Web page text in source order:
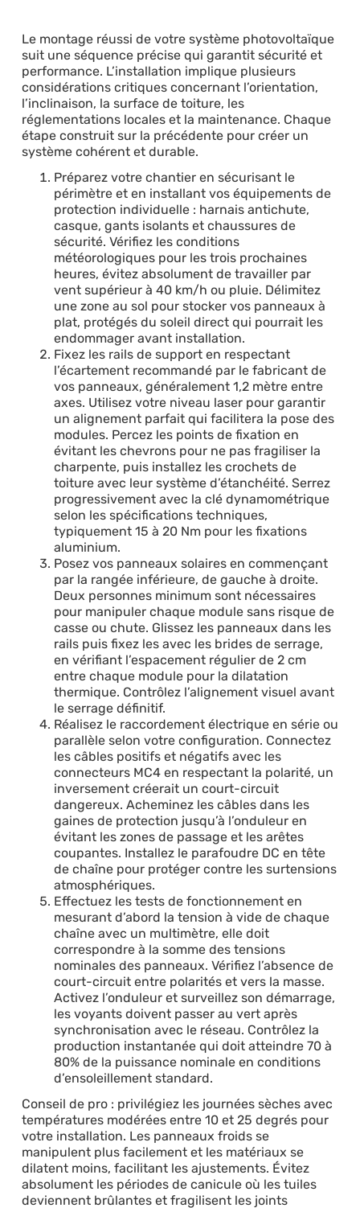
Le montage réussi de votre système photovoltaïque
suit une séquence précise qui garantit sécurité et
performance. L’installation implique plusieurs
considérations critiques concernant l’orientation,
l’inclinaison, la surface de toiture, les
réglementations locales et la maintenance. Chaque
étape construit sur la précédente pour créer un
système cohérent et durable.
Préparez votre chantier en sécurisant le
périmètre et en installant vos équipements de
protection individuelle : harnais antichute,
casque, gants isolants et chaussures de
sécurité. Vérifiez les conditions
météorologiques pour les trois prochaines
heures, évitez absolument de travailler par
vent supérieur à 40 km/h ou pluie. Délimitez
une zone au sol pour stocker vos panneaux à
plat, protégés du soleil direct qui pourrait les
endommager avant installation.
Fixez les rails de support en respectant
l’écartement recommandé par le fabricant de
vos panneaux, généralement 1,2 mètre entre
axes. Utilisez votre niveau laser pour garantir
un alignement parfait qui facilitera la pose des
modules. Percez les points de fixation en
évitant les chevrons pour ne pas fragiliser la
charpente, puis installez les crochets de
toiture avec leur système d’étanchéité. Serrez
progressivement avec la clé dynamométrique
selon les spécifications techniques,
typiquement 15 à 20 Nm pour les fixations
aluminium.
Posez vos panneaux solaires en commençant
par la rangée inférieure, de gauche à droite.
Deux personnes minimum sont nécessaires
pour manipuler chaque module sans risque de
casse ou chute. Glissez les panneaux dans les
rails puis fixez les avec les brides de serrage,
en vérifiant l’espacement régulier de 2 cm
entre chaque module pour la dilatation
thermique. Contrôlez l’alignement visuel avant
le serrage définitif.
Réalisez le raccordement électrique en série ou
parallèle selon votre configuration. Connectez
les câbles positifs et négatifs avec les
connecteurs MC4 en respectant la polarité, un
inversement créerait un court-circuit
dangereux. Acheminez les câbles dans les
gaines de protection jusqu’à l’onduleur en
évitant les zones de passage et les arêtes
coupantes. Installez le parafoudre DC en tête
de chaîne pour protéger contre les surtensions
atmosphériques.
Effectuez les tests de fonctionnement en
mesurant d’abord la tension à vide de chaque
chaîne avec un multimètre, elle doit
correspondre à la somme des tensions
nominales des panneaux. Vérifiez l’absence de
court-circuit entre polarités et vers la masse.
Activez l’onduleur et surveillez son démarrage,
les voyants doivent passer au vert après
synchronisation avec le réseau. Contrôlez la
production instantanée qui doit atteindre 70 à
80% de la puissance nominale en conditions
d’ensoleillement standard.
Conseil de pro : privilégiez les journées sèches avec
températures modérées entre 10 et 25 degrés pour
votre installation. Les panneaux froids se
manipulent plus facilement et les matériaux se
dilatent moins, facilitant les ajustements. Évitez
absolument les périodes de canicule où les tuiles
deviennent brûlantes et fragilisent les joints